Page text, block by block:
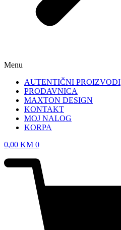
Menu
AUTENTIČNI PROIZVODI
PRODAVNICA
MAXTON DESIGN
KONTAKT
MOJ NALOG
KORPA
0,00 KM 0